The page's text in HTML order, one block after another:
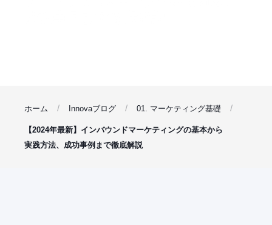
ホーム Innovaブログ 01. マーケティング基礎
【2024年最新】インバウンドマーケティングの基本から
実践方法、成功事例まで徹底解説